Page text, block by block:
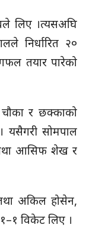
लिए ।त्यसअघि
निर्धारित २०
तयार पारेको
चौका र छक्काको
यसैगरी सोमपाल
आसिफ शेख र
अकिल होसेन,
विकेट लिए ।